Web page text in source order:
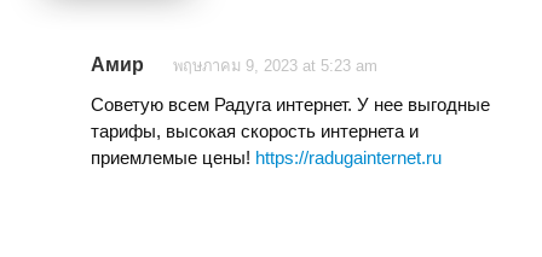
Амир พฤษภาคม 9, 2023 at 5:23 am
Советую всем Радуга интернет. У нее выгодные
тарифы, высокая скорость интернета и
приемлемые цены! https://radugainternet.ru